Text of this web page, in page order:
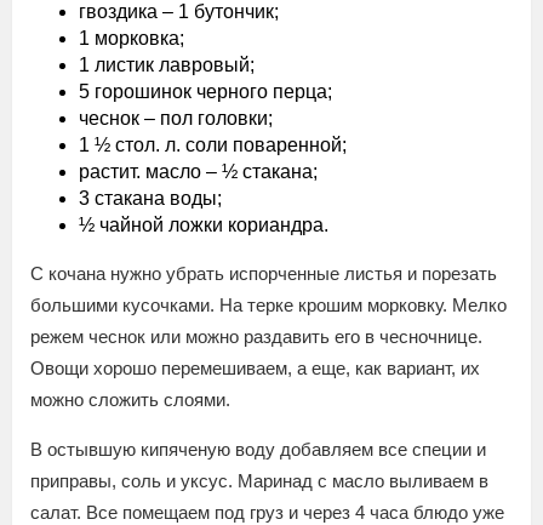
гвоздика – 1 бутончик;
1 морковка;
1 листик лавровый;
5 горошинок черного перца;
чеснок – пол головки;
1 ½ стол. л. соли поваренной;
растит. масло – ½ стакана;
3 стакана воды;
½ чайной ложки кориандра.
С кочана нужно убрать испорченные листья и порезать
большими кусочками. На терке крошим морковку. Мелко
режем чеснок или можно раздавить его в чесночнице.
Овощи хорошо перемешиваем, а еще, как вариант, их
можно сложить слоями.
В остывшую кипяченую воду добавляем все специи и
приправы, соль и уксус. Маринад с масло выливаем в
салат. Все помещаем под груз и через 4 часа блюдо уже